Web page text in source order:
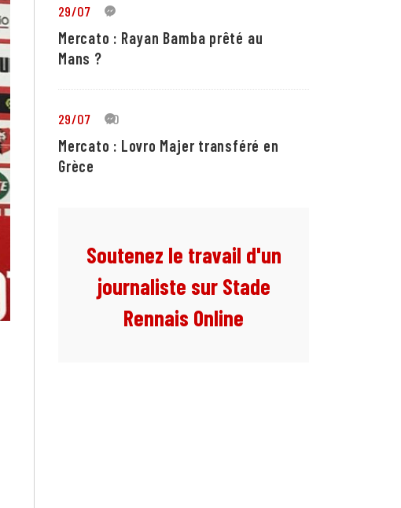
29/07 1
Mercato : Rayan Bamba prêté au
Mans ?
29/07 10
Mercato : Lovro Majer transféré en
Grèce
Soutenez le travail d'un
journaliste sur Stade
Rennais Online